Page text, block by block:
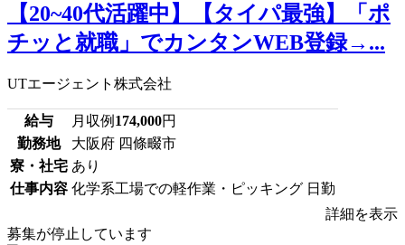
【20~40代活躍中】【タイパ最強】「ポ
チッと就職」でカンタンWEB登録→...
UTエージェント株式会社
給与 月収例 174,000円
勤務地
大阪府 四條畷市
寮・社宅 あり
仕事内容 化学系工場での軽作業・ピッキング 日勤
詳細を表示
募集が停止しています